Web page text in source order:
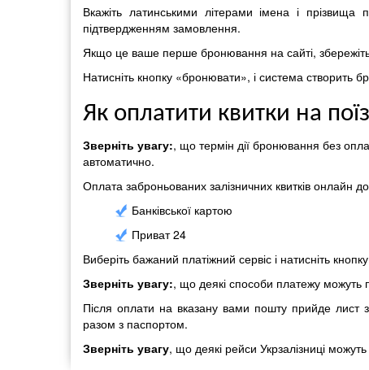
Вкажіть латинськими літерами імена і прізвища
підтвердженням замовлення.
Якщо це ваше перше бронювання на сайті, збережіть
Натисніть кнопку «бронювати», і система створить
Як оплатити квитки на
Зверніть увагу:, що термін дії бронювання без
автоматично.
Оплата заброньованих залізничних квитків онлайн
Банківської картою
Приват 24
Виберіть бажаний платіжний сервіс і натисніть
Зверніть увагу:, що деякі способи платежу можуть
Після оплати на вказану вами пошту прийде лист з
разом з паспортом.
Зверніть увагу, що деякі рейси Укрзалізниці